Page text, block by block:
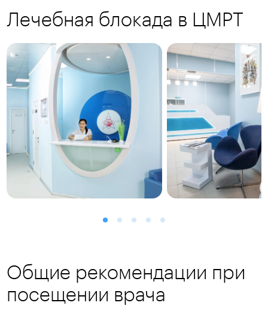
Лечебная блокада в ЦМРТ
Общие рекомендации при
посещении врача